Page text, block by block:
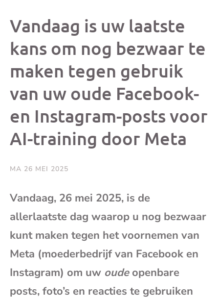
op
Facebook
op
X
bericht
op
mail
Vandaag is uw laatste
kans om nog bezwaar te
maken tegen gebruik
van uw oude Facebook-
en Instagram-posts voor
AI-training door Meta
MA 26 MEI 2025
Vandaag, 26 mei 2025, is de
allerlaatste dag waarop u nog bezwaar
kunt maken tegen het voornemen van
Meta (moederbedrijf van Facebook en
Instagram) om uw oudeopenbare
posts, foto’s en reacties te gebruiken